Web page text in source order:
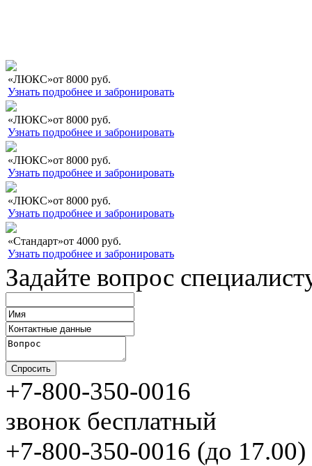
«ЛЮКС»от 8000 руб.
Узнать подробнее и забронировать
«ЛЮКС»от 8000 руб.
Узнать подробнее и забронировать
«ЛЮКС»от 8000 руб.
Узнать подробнее и забронировать
«ЛЮКС»от 8000 руб.
Узнать подробнее и забронировать
«Стандарт»от 4000 руб.
Узнать подробнее и забронировать
Задайте вопрос
+7-800-350-0016
звонок бесплатный
+7-800-350-0016 (до 17.00)